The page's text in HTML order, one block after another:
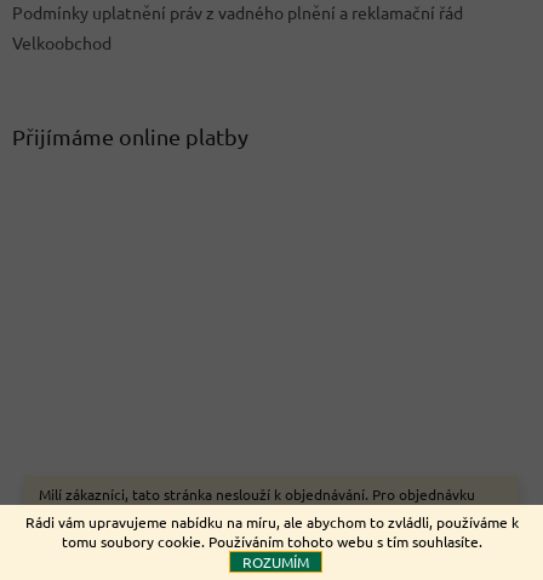
Rádi vám upravujeme nabídku na míru, ale abychom to zvládli, používáme k
tomu soubory cookie. Používáním tohoto webu s tím souhlasíte.
ROZUMÍM
Milí zákazníci, tato stránka neslouží k objednávání. Pro objednávku
zboží on-line využijte naše webové stránky www.nemeckyeshop.cz
Děkujeme.
Podmínky uplatnění práv z vadného plnění a reklamační řád
Velkoobchod
Přijímáme online platby